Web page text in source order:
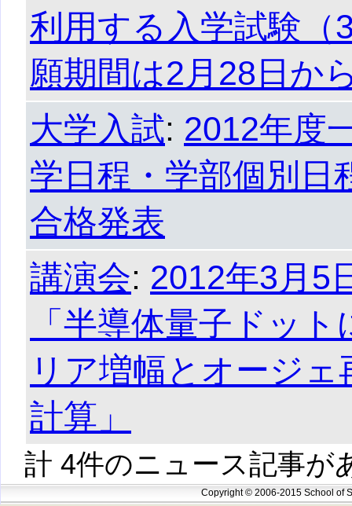
利用する入学試験（
願期間は2月28日か
大学入試: 2012年度
学日程・学部個別日
合格発表
講演会: 2012年3月5
「半導体量子ドッ
リア増幅とオージ
計算」
計 4件のニュース記事が
Copyright © 2006-2015 School of